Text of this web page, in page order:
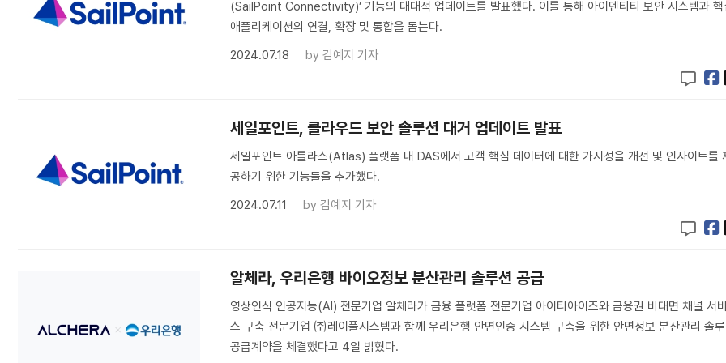
(SailPoint Connectivity)’ 기능의 대대적 업데이트를 발표했다. 이를 통해 아이덴티티 보안 시스템과 핵
애플리케이션의 연결, 확장 및 통합을 돕는다.
2024.07.18
by김예지 기자
세일포인트, 클라우드 보안 솔루션 대거 업데이트 발표
세일포인트 아틀라스(Atlas) 플랫폼 내 DAS에서 고객 핵심 데이터에 대한 가시성을 개선 및 인사이트를
공하기 위한 기능들을 추가했다.
2024.07.11
by김예지 기자
알체라, 우리은행 바이오정보 분산관리 솔루션 공급
영상인식 인공지능(AI) 전문기업 알체라가 금융 플랫폼 전문기업 아이티아이즈와 금융권 비대면 채널 서비
스 구축 전문기업 ㈜레이풀시스템과 함께 우리은행 안면인증 시스템 구축을 위한 안면정보 분산관리 솔
공급계약을 체결했다고 4일 밝혔다.